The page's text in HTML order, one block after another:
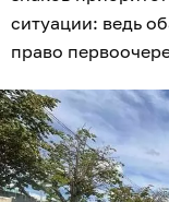
ситуации: ведь
право